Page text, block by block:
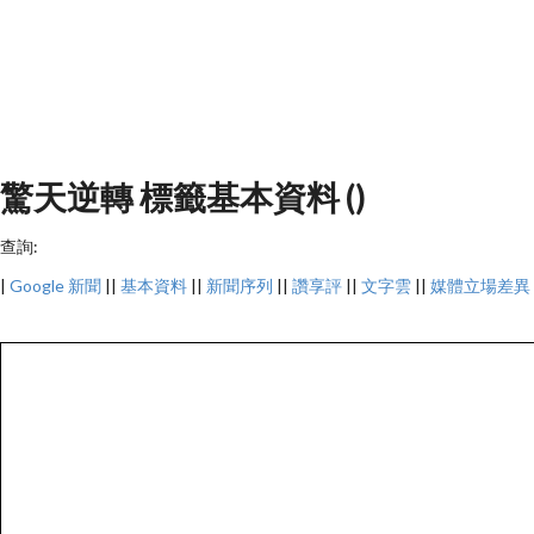
驚天逆轉 標籤基本資料 ()
查詢:
| Google 新聞 || 基本資料 || 新聞序列 || 讚享評 || 文字雲 || 媒體立場差異